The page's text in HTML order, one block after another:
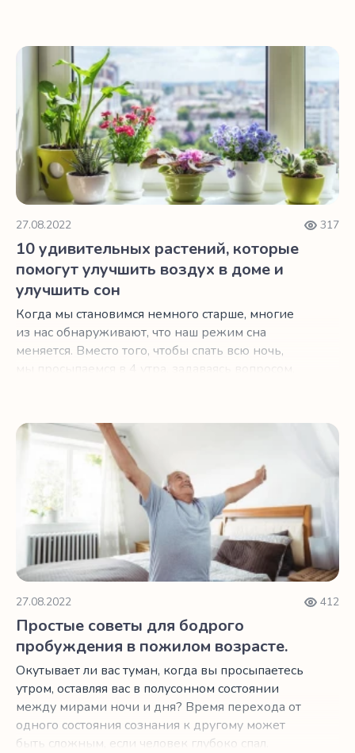
10 удивительных растений, которые помогут
27.08.2022 317
10 удивительных растений, которые
помогут улучшить воздух в доме и
улучшить сон
Когда мы становимся немного старше, многие
из нас обнаруживают, что наш режим сна
меняется. Вместо того, чтобы спать всю ночь,
мы просыпаемся в 4 утра, задаваясь вопросом,
старения влияет на наше тело, но мы можем
изменить среду, в которой живем.
Простые советы для бодрого пробуждения в пожилом
27.08.2022 412
Простые советы для бодрого
пробуждения в пожилом возрасте.
Окутывает ли вас туман, когда вы просыпаетесь
утром, оставляя вас в полусонном состоянии
между мирами ночи и дня? Время перехода от
одного состояния сознания к другому может
быть сложным, если человек глубоко спал.